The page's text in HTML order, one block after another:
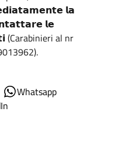
𝗹𝗮
𝗹𝗲
al nr
Whatsapp